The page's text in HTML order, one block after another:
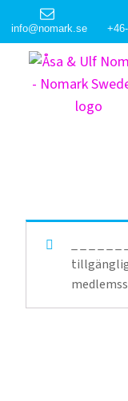
info@nomark.se
_ _ _ _